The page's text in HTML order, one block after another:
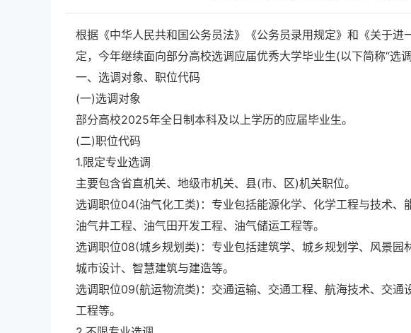
根据《中华人民共和国公务员法》《公务员录用规定》和《关于
定，今年继续面向部分高校选调应届优秀大学毕业生(以下简称“选
一、选调对象、职位代码
(一)选调对象
部分高校2025年全日制本科及以上学历的应届毕业生。
(二)职位代码
1.限定专业选调
主要包含省直机关、地级市机关、县(市、区)机关职位。
选调职位04(油气化工类)：专业包括能源化学、化学工程与技术
油气井工程、油气田开发工程、油气储运工程等。
选调职位08(城乡规划类)：专业包括建筑学、城乡规划学、风景
城市设计、智慧建筑与建造等。
选调职位09(航运物流类)：交通运输、交通工程、航海技术、交
工程等。